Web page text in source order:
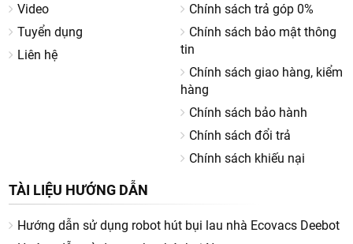
Video
Tuyển dụng
Liên hệ
Chính sách trả góp 0%
Chính sách bảo mật thông
tin
Chính sách giao hàng, kiểm
hàng
Chính sách bảo hành
Chính sách đổi trả
Chính sách khiếu nại
TÀI LIỆU HƯỚNG DẪN
Hướng dẫn sử dụng robot hút bụi lau nhà Ecovacs Deebot